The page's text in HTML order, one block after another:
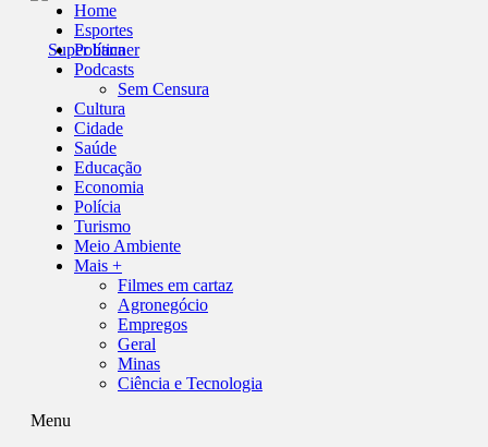
Home
Esportes
Política
Podcasts
Sem Censura
Cultura
Cidade
Saúde
Educação
Economia
Polícia
Turismo
Meio Ambiente
Mais +
Filmes em cartaz
Agronegócio
Empregos
Geral
Minas
Ciência e Tecnologia
Menu